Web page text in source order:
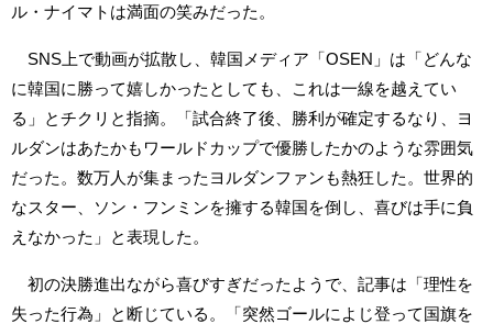
ル・ナイマトは満面の笑みだった。
SNS上で動画が拡散し、韓国メディア「OSEN」は「どんな
に韓国に勝って嬉しかったとしても、これは一線を越えてい
る」とチクリと指摘。「試合終了後、勝利が確定するなり、ヨ
ルダンはあたかもワールドカップで優勝したかのような雰囲気
だった。数万人が集まったヨルダンファンも熱狂した。世界的
なスター、ソン・フンミンを擁する韓国を倒し、喜びは手に負
えなかった」と表現した。
初の決勝進出ながら喜びすぎだったようで、記事は「理性を
失った行為」と断じている。「突然ゴールによじ登って国旗を